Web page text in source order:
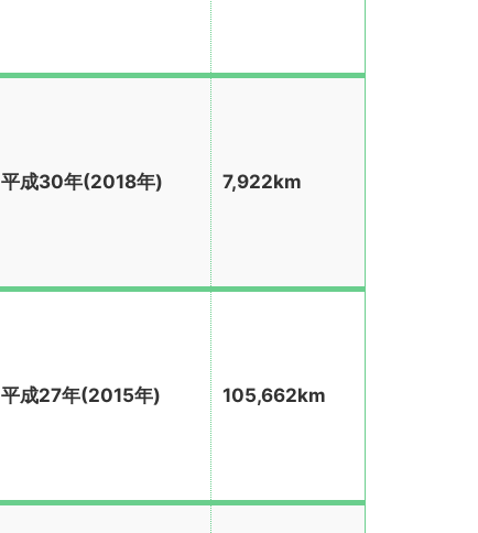
平成30年(2018年) 7,922km
平成27年(2015年) 105,662km